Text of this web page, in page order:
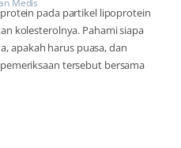
Medis
pada partikel lipoprotein
kolesterolnya. Pahami siapa
apakah harus puasa, dan
tersebut bersama